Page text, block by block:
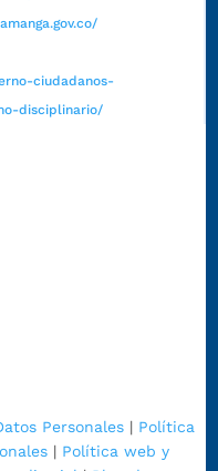
ciudadanos-
disciplinario/
Personales| Política
| Política web y